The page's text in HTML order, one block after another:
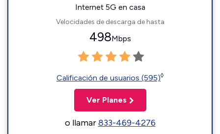
Internet 5G en casa
Velocidades de descarga de hasta
498Mbps
Calificación de usuarios (595)◊
Ver Planes
o llamar833-469-4276